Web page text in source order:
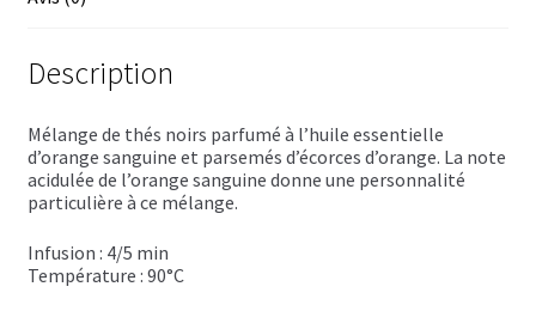
Trousses de toilette
Boissons alcoolisées
Coffrets boissons alcoolisées
Rhums arrangés
Description
Mélange de thés noirs parfumé à l’huile essentielle
d’orange sanguine et parsemés d’écorces d’orange. La note
acidulée de l’orange sanguine donne une personnalité
particulière à ce mélange.
Infusion : 4/5 min
Température : 90°C